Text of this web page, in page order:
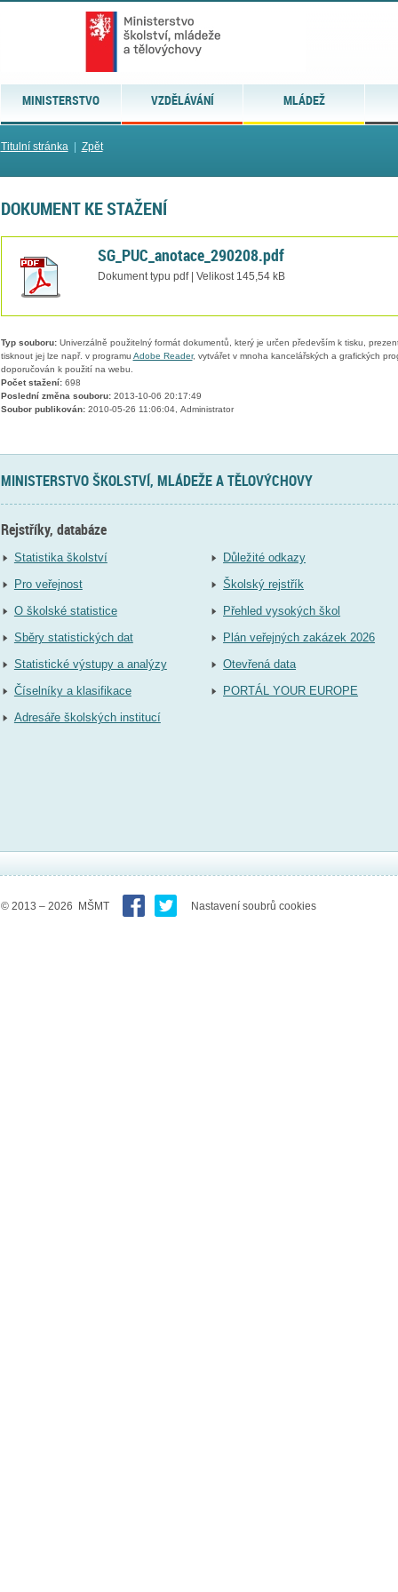
MINISTERSTVO VZDĚLÁVÁNÍ MLÁDEŽ
Titulní stránka| Zpět
DOKUMENT KE STAŽENÍ
SG_PUC_anotace_290208.pdf
Dokument typu pdf | Velikost 145,54 kB
Typ souboru:Univerzálně použitelný formát dokumentů, který je určen především k tisku,
tisknout jej lze např. v programu Adobe Reader, vytvářet v mnoha kancelářských a grafických
doporučován k použití na webu.
Počet stažení:698
Poslední změna souboru:2013-10-06 20:17:49
Soubor publikován:2010-05-26 11:06:04, Administrator
MINISTERSTVO ŠKOLSTVÍ, MLÁDEŽE A TĚLOVÝCHOVY
Rejstříky, databáze
Statistika školství
Pro veřejnost
O školské statistice
Sběry statistických dat
Statistické výstupy a analýzy
Číselníky a klasifikace
Adresáře školských institucí
Důležité odkazy
Školský rejstřík
Přehled vysokých škol
Plán veřejných zakázek 2026
Otevřená data
PORTÁL YOUR EUROPE
© 2013 – 2026 MŠMT Nastavení soubrů cookies